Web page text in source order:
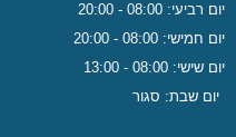
יום רביעי: 08:00 - 20:00
יום חמישי: 08:00 - 20:00
יום שישי: 08:00 - 13:00
יום שבת: סגור